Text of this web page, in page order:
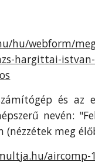
hu/webform/
hargittai-
és az
nevén:
(nézzétek meg
aircomp-